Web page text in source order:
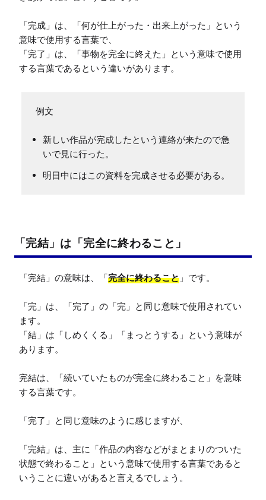
「完成」は、「何が仕上がった・出来上がった」という
意味で使用する言葉で、
「完了」は、「事物を完全に終えた」という意味で使用
する言葉であるという違いがあります。
新しい作品が完成したという連絡が来たので急
いで見に行った。
明日中にはこの資料を完成させる必要がある。
「完結」は「完全に終わること」
「完結」の意味は、「完全に終わること 」です。
「完」は、「完了」の「完」と同じ意味で使用されてい
ます。
「結」は「しめくくる」「まっとうする」という意味が
あります。
完結は、「続いていたものが完全に終わること」を意味
する言葉です。
「完了」と同じ意味のように感じますが、
「完結」は、主に「作品の内容などがまとまりのついた
状態で終わること」という意味で使用する言葉であると
いうことに違いがあると言えるでしょう。